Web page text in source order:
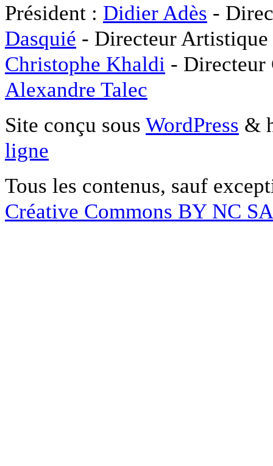
Président : Didier Adès -
Dasquié - Directeur
Christophe Khaldi -
Alexandre Talec
Site conçu sous WordPress &
ligne
Tous les contenus, sauf
Créative Commons BY NC SA